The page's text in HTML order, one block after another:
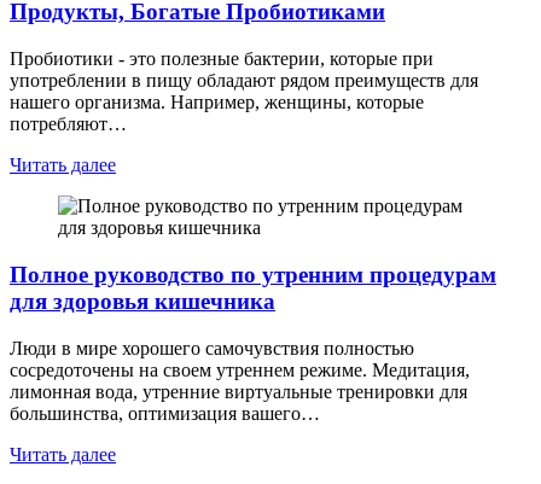
Продукты, Богатые Пробиотиками
Пробиотики - это полезные бактерии, которые при
употреблении в пищу обладают рядом преимуществ для
нашего организма. Например, женщины, которые
потребляют…
Читать далее
Полное руководство по утренним процедурам
для здоровья кишечника
Люди в мире хорошего самочувствия полностью
сосредоточены на своем утреннем режиме. Медитация,
лимонная вода, утренние виртуальные тренировки для
большинства, оптимизация вашего…
Читать далее